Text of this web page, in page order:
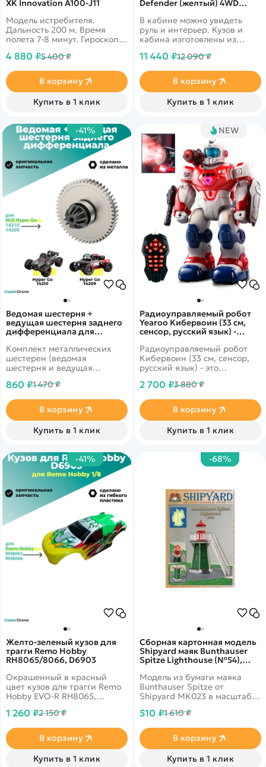
XK Innovation A100-J11
Модель истребителя.
Дальность 200 м. Время
полета 7-8 минут. Гироскоп,
и легкий корпус с
4 880 ₽5 400 ₽
В корзину
Купить в 1 клик
Defender (желтый) 4WD
111K|YELLOW
В кабине можно увидеть
руль и интерьер. Кузов и
кабина изготовлены из
установлены на
11 440 ₽12 090 ₽
В корзину
Купить в 1 клик
-41%
Ведомая шестерня +
ведущая шестерня заднего
дифференциала для
14209/14210 - MJX-14401G
Комплект металлических
шестерен (ведомая
шестерня и ведущая
дифференциала в сборе для
автомоделей MJX Hyper Go
14209, 14210 масштаба 1/14.
860 ₽1 470 ₽
В корзину
Купить в 1 клик
NEW
Радиоуправляемый робот
Yearoo Кибервоин (33 см,
сенсор, русский язык) -
Радиоуправляемый робот
Кибервоин (33 см, сенсор,
русский язык) - это
многофункциональный
Кибервоин, который может
ходить, танцевать и
запоминать разные
команды.
2 700 ₽3 880 ₽
В корзину
Купить в 1 клик
-41%
Желто-зеленый кузов для
трагги Remo Hobby
RH8065/8066, D6903
Окрашенный в красный
цвет кузов для трагги Remo
Hobby EVO-R RH8065,
1 260 ₽2 150 ₽
В корзину
Купить в 1 клик
-68%
Сборная картонная модель
Shipyard маяк Bunthauser
Spitze Lighthouse (№54),
Модель из бумаги маяка
Bunthauser Spitze от
Shipyard MK023 в масштабе
510 ₽1 610 ₽
В корзину
Купить в 1 клик